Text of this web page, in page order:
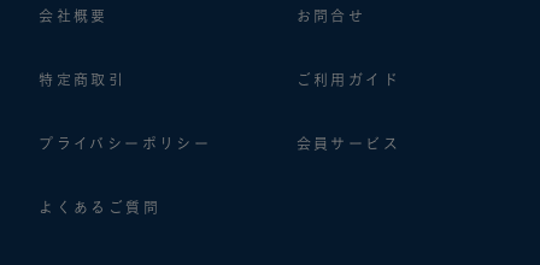
会社概要 お問合せ
特定商取引 ご利用ガイド
プライバシーポリシー 会員サービス
よくあるご質問